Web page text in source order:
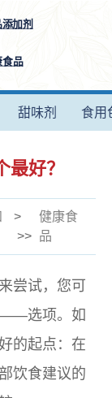
加剂
食品
甜味剂 食用
好？
>
>>
健康食
品
尝试，您可
选项。如
的起点：在
饮食建议的